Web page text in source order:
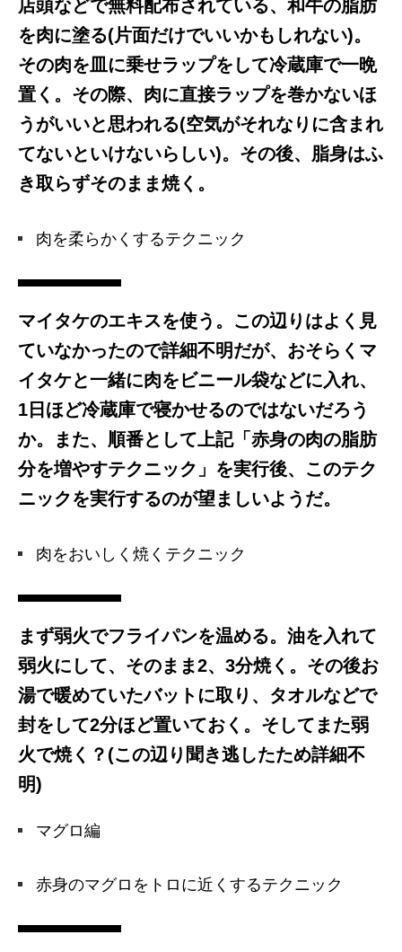
店頭などで無料配布されている、和牛の脂肪
を肉に塗る(片面だけでいいかもしれない)。
その肉を皿に乗せラップをして冷蔵庫で一晩
置く。その際、肉に直接ラップを巻かないほ
うがいいと思われる(空気がそれなりに含まれ
てないといけないらしい)。その後、脂身はふ
き取らずそのまま焼く。
肉を柔らかくするテクニック
マイタケのエキスを使う。この辺りはよく見
ていなかったので詳細不明だが、おそらくマ
イタケと一緒に肉をビニール袋などに入れ、
1日ほど冷蔵庫で寝かせるのではないだろう
か。また、順番として上記「赤身の肉の脂肪
分を増やすテクニック」を実行後、このテク
ニックを実行するのが望ましいようだ。
肉をおいしく焼くテクニック
まず弱火でフライパンを温める。油を入れて
弱火にして、そのまま2、3分焼く。その後お
湯で暖めていたバットに取り、タオルなどで
封をして2分ほど置いておく。そしてまた弱
火で焼く？(この辺り聞き逃したため詳細不
明)
マグロ編
赤身のマグロをトロに近くするテクニック